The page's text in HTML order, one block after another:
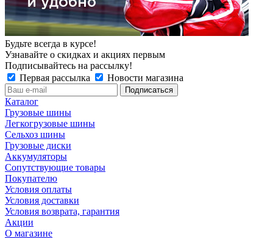
Будьте всегда в курсе!
Узнавайте о скидках и акциях первым
Подписывайтесь на рассылку!
Первая рассылка
Новости магазина
Каталог
Грузовые шины
Легкогрузовые шины
Сельхоз шины
Грузовые диски
Аккумуляторы
Сопутствующие товары
Покупателю
Условия оплаты
Условия доставки
Условия возврата, гарантия
Акции
О магазине